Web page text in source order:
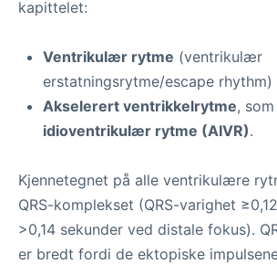
kapittelet:
Ventrikulær rytme (ventrikulær
erstatningsrytme/escape rhythm)
Akselerert ventrikkelrytme,
idioventrikulær rytme (AIVR).
Kjennetegnet på alle ventrikulære
QRS-komplekset (QRS-varighet
>0,14 sekunder ved distale fokus).
er bredt fordi de ektopiske